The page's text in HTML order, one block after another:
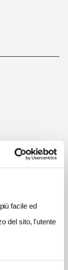
facile ed
del sito, l'utente